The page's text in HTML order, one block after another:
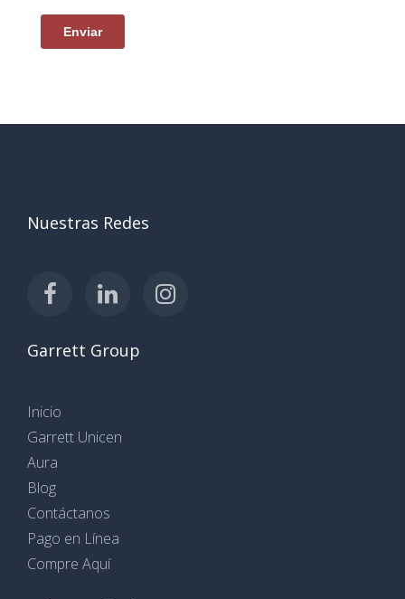
Nuestras Redes
Garrett Group
Inicio
Garrett Unicen
Aura
Blog
Contáctanos
Pago en Línea
Compre Aquí